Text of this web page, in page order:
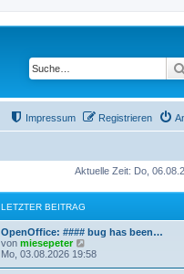
Registrieren
Impressum
Aktuelle Zeit: Do,
LETZTER BEITRAG
OpenOffice: #### bug has been…
von miesepeter
e
Mo, 03.08.2026 19:58